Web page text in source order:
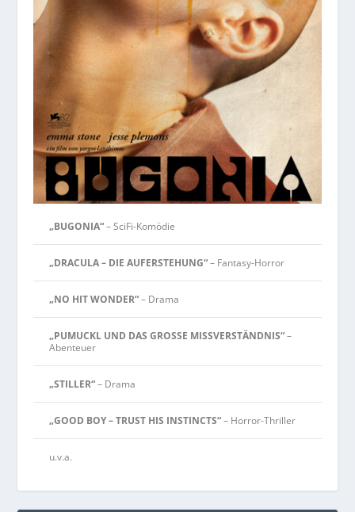
„BUGONIA“– SciFi-Komödie
„DRACULA – DIE AUFERSTEHUNG“– Fantasy-Horror
„NO HIT WONDER“– Drama
„PUMUCKL UND DAS GROSSE MISSVERSTÄNDNIS“–
Abenteuer
„STILLER“– Drama
„GOOD BOY – TRUST HIS INSTINCTS“– Horror-Thriller
u.v.a.